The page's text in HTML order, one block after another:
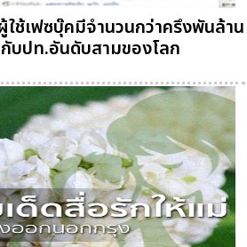
ช้เฟซบุ๊คมีจำนวนกว่าครึงพันล้าน
บปท.อันดับสามของโลก